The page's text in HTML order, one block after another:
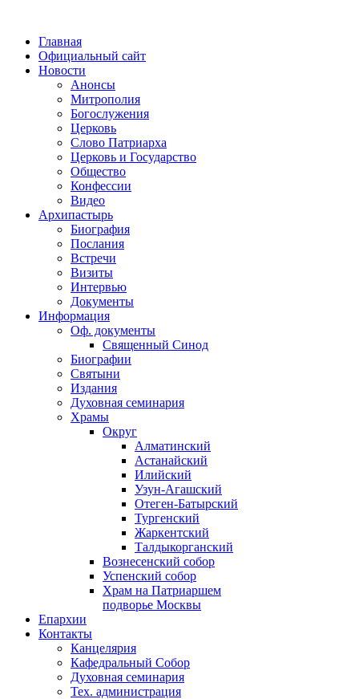
Главная
Официальный сайт
Новости
Анонсы
Митрополия
Богослужения
Церковь
Слово Патриарха
Церковь и Государство
Общество
Конфессии
Видео
Архипастырь
Биография
Послания
Встречи
Визиты
Интервью
Документы
Информация
Оф. документы
Священный Синод
Биографии
Святыни
Издания
Духовная семинария
Храмы
Округ
Алматинский
Астанайский
Илийский
Узун-Агашский
Отеген-Батырский
Тургенский
Жаркентский
Талдыкорганский
Вознесенский собор
Успенский собор
Храм на Патриаршем
подворье Москвы
Епархии
Контакты
Канцелярия
Кафедральный Собор
Духовная семинария
Тех. администрация